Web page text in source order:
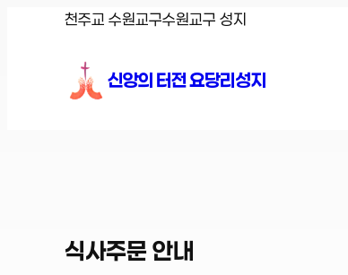
천주교 수원교구수원교구 성지
신앙의 터전 요당리성지
식사주문 안내